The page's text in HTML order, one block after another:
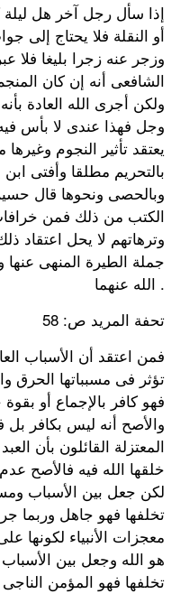
أو النقلة فلا يحتاج إلى
وزجر عنه زجرا بليغا فلا
الشافعى أنه إن كان
ولكن أجرى الله العادة
وجل فهذا عندى لا بأس
يعتقد تأثير النجوم
بالتحريم مطلقا وأفتى
وبالحصى ونحوها قال
الكتب من ذلك فمن
وترهاتهم لا يحل اعتقاد
جملة الطيرة المنهى
الله عنهما .
تحفة المريد ص: 58
فمن اعتقد أن الأسباب
تؤثر فى مسبباتها الحرق
فهو كافر بالإجماع أو
والأصح أنه ليس بكافر بل
المعتزلة القائلون بأن
خلقها الله فيه فالأصح
لكن جعل بين الأسباب
تخلفها فهو جاهل وربما
معجزات الأنبياء لكونها
هو الله وجعل بين
تخلفها فهو المؤمن